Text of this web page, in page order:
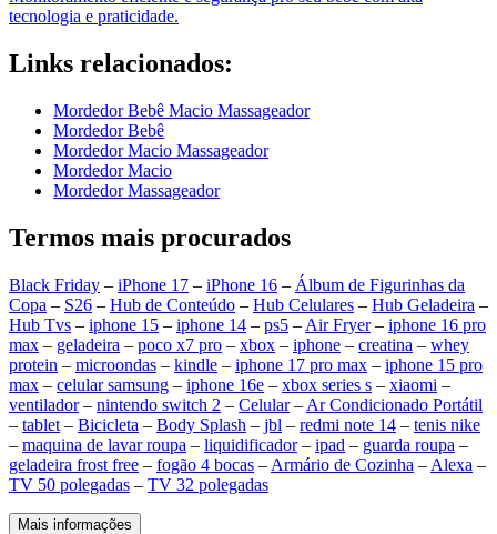
tecnologia e praticidade.
Links relacionados:
Mordedor Bebê Macio Massageador
Mordedor Bebê
Mordedor Macio Massageador
Mordedor Macio
Mordedor Massageador
Termos mais procurados
Black Friday – iPhone 17 – iPhone 16 – Álbum de Figurinhas da
Copa – S26 – Hub de Conteúdo – Hub Celulares – Hub Geladeira –
Hub Tvs – iphone 15 – iphone 14 – ps5 – Air Fryer– iphone 16 pro
max – geladeira – poco x7 pro – xbox – iphone – creatina – whey
protein – microondas – kindle – iphone 17 pro max – iphone 15 pro
max – celular samsung – iphone 16e – xbox series s – xiaomi –
ventilador– nintendo switch 2 – Celular– Ar Condicionado Portátil
– tablet – Bicicleta – Body Splash – jbl – redmi note 14 – tenis nike
– maquina de lavar roupa – liquidificador– ipad – guarda roupa –
geladeira frost free – fogão 4 bocas – Armário de Cozinha – Alexa –
TV 50 polegadas – TV 32 polegadas
Mais informações